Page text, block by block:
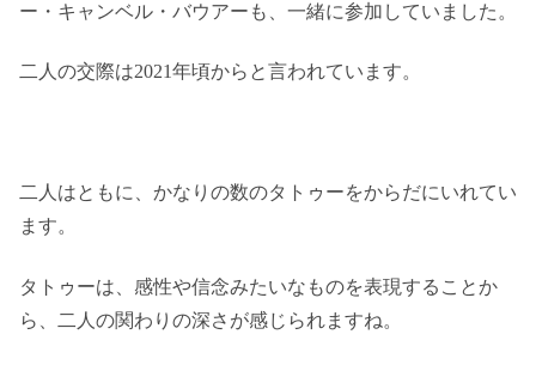
ー・キャンベル・バウアーも、一緒に参加していました。
二人の交際は2021年頃からと言われています。
二人はともに、 かなりの数のタトゥーをからだにいれてい
ます。
タトゥーは、感性や信念みたいなものを表現することか
ら、二人の関わりの深さが感じられますね。